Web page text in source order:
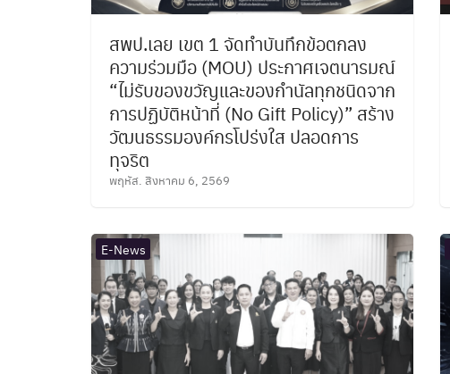
สพป.เลย เขต 1 จัดทำบันทึกข้อตกลง
ความร่วมมือ (MOU) ประกาศเจตนารมณ์
“ไม่รับของขวัญและของกำนัลทุกชนิดจาก
การปฏิบัติหน้าที่ (No Gift Policy)” สร้าง
วัฒนธรรมองค์กรโปร่งใส ปลอดการ
ทุจริต
พฤหัส. สิงหาคม 6, 2569
E-News